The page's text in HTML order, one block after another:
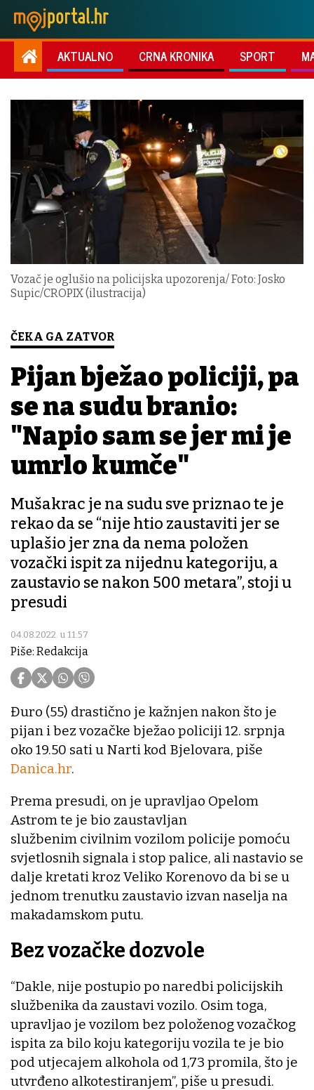
AKTUALNO CRNA KRONIKA SPORT
Vozač je oglušio na policijska upozorenja/ Foto: Josko
Supic/CROPIX (ilustracija)
ČEKA GA ZATVOR
Pijan bježao policiji, pa
se na sudu branio:
"Napio sam se jer mi je
umrlo kumče"
Mušakrac je na sudu sve priznao te je
rekao da se “nije htio zaustaviti jer se
uplašio jer zna da nema položen
vozački ispit za nijednu kategoriju, a
zaustavio se nakon 500 metara”, stoji u
presudi
04.08.2022. u 11:57
Piše: Redakcija
Đuro (55) drastično je kažnjen nakon što je
pijan i bez vozačke bježao policiji 12. srpnja
oko 19.50 sati u Narti kod Bjelovara, piše
Danica.hr.
Prema presudi, on je upravljao Opelom
Astrom te je bio zaustavljan
službenim civilnim vozilom policije pomoću
svjetlosnih signala i stop palice, ali nastavio se
dalje kretati kroz Veliko Korenovo da bi se u
jednom trenutku zaustavio izvan naselja na
makadamskom putu.
Bez vozačke dozvole
“Dakle, nije postupio po naredbi policijskih
službenika da zaustavi vozilo. Osim toga,
upravljao je vozilom bez položenog vozačkog
ispita za bilo koju kategoriju vozila te je bio
pod utjecajem alkohola od 1,73 promila, što je
utvrđeno alkotestiranjem”, piše u presudi.